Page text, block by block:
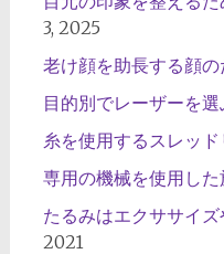
3, 2025
老け顔を助長する顔の
目的別でレーザーを
糸を使用するスレッド
専用の機械を使用した
たるみはエクササイ
2021